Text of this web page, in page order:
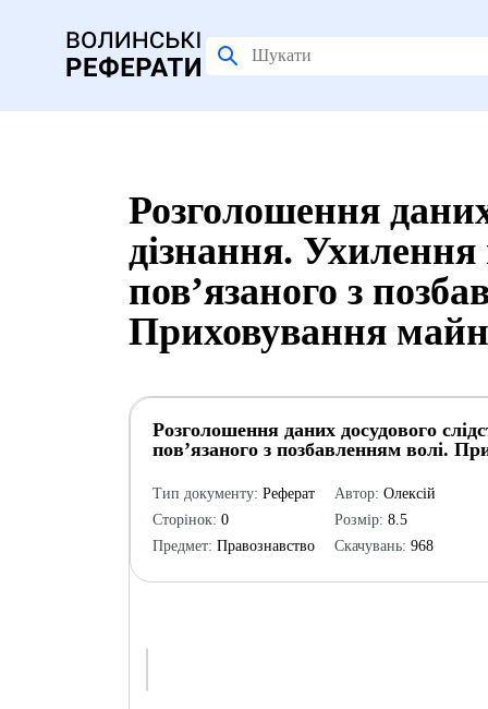
Розголошення
дізнання.
пов’язаного з
Приховування
Розголошення даних досудового
пов’язаного з позбавленням волі.
Тип документу: Реферат
Сторінок: 0
Предмет: Правознавство
Автор: Олексій
Розмір: 8.5
Скачувань: 968